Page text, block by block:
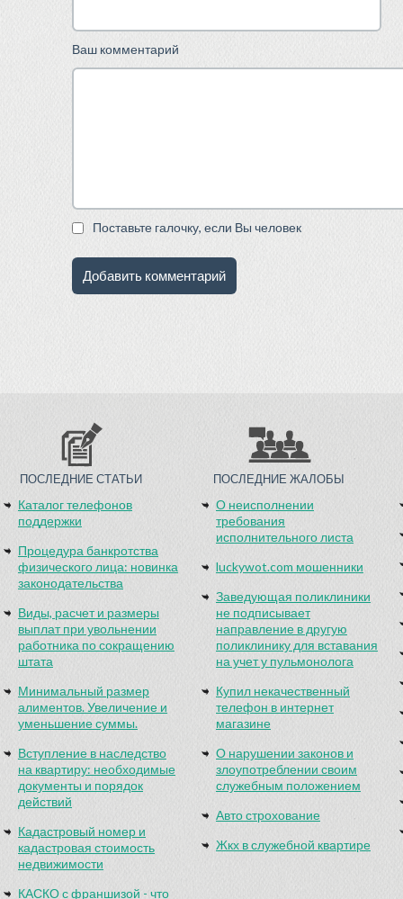
Ваш комментарий
Поставьте галочку, если Вы человек
ПОСЛЕДНИЕ СТАТЬИ
Каталог телефонов
поддержки
Процедура банкротства
физического лица: новинка
законодательства
Виды, расчет и размеры
выплат при увольнении
работника по сокращению
штата
Минимальный размер
алиментов. Увеличение и
уменьшение суммы.
Вступление в наследство
на квартиру: необходимые
документы и порядок
действий
Кадастровый номер и
кадастровая стоимость
недвижимости
КАСКО с франшизой - что
ПОСЛЕДНИЕ ЖАЛОБЫ
О неисполнении
требования
исполнительного листа
luckywot.com мошенники
Заведующая поликлиники
не подписывает
направление в другую
поликлинику для вставания
на учет у пульмонолога
Купил некачественный
телефон в интернет
магазине
О нарушении законов и
злоупотреблении своим
служебным положением
Авто строхование
Жкх в служебной квартире